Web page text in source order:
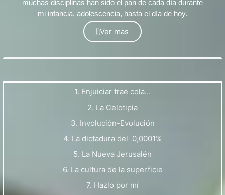
muchas disciplinas han sido el pan de cada día durante
mi infancia, adolescencia, hasta el día de hoy.
Ver mas
1. Enjuiciar trae cola…
2. La Celotipia
3. Involución-Evolución
4. La dictadura del 0,0001%
5. La Nueva Jerusalén
6. La cultura de la superficie
7. Hazlo por mí